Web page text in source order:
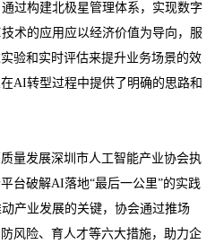
过构建北极星管理体系，实现数字
术的应用应以经济价值为导向，服
验和实时评估来提升业务场景的效
AI转型过程中提供了明确的思路和
发展深圳市人工智能产业协会执
台破解AI落地“最后一公里”的实践
产业发展的关键，协会通过推场
风险、育人才等六大措施，助力企